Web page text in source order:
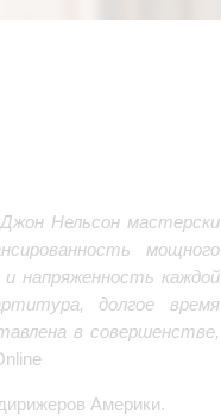
Нельсон мастерски
мощного
напряженность каждой
долгое время
в совершенстве,
Америки.